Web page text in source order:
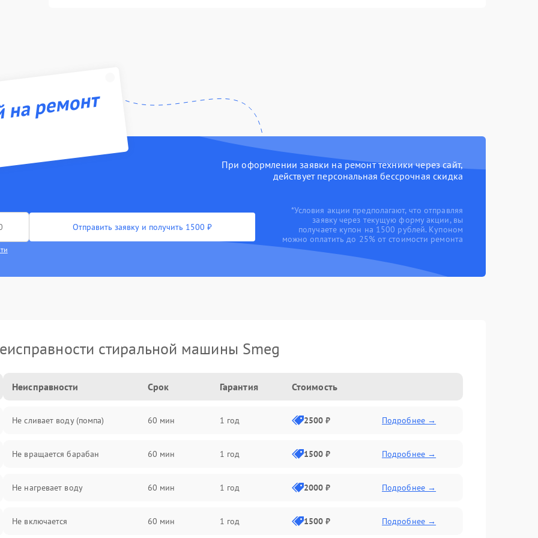
ремонт
При оформлении заявки на ремонт техники через сайт,
действует персональная бессрочная скидка
Отправить заявку и получить 1500 ₽
*Условия акции предполагают, что отправляя
заявку через текущую форму акции, вы
получаете купон на 1500 рублей. Купоном
можно оплатить до 25% от стоимости ремонта
стиральной машины Smeg
Неисправности Срок Гарантия Стоимость
Не сливает воду (помпа) 60 мин 1 год 2500 ₽ Подробнее →
Не вращается барабан 60 мин 1 год 1500 ₽ Подробнее →
Не нагревает воду 60 мин 1 год 2000 ₽ Подробнее →
Не включается 60 мин 1 год 1500 ₽ Подробнее →